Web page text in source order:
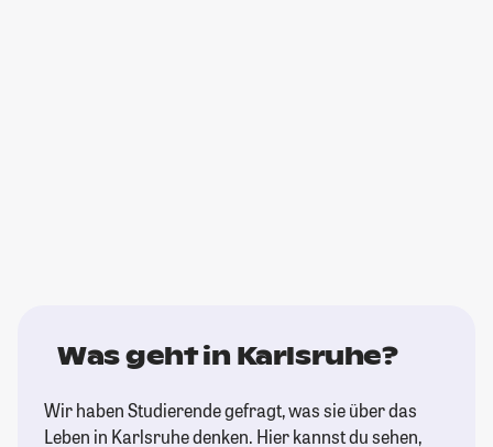
Was geht in Karlsruhe?
Wir haben Studierende gefragt, was sie über das
Leben in Karlsruhe denken. Hier kannst du sehen,